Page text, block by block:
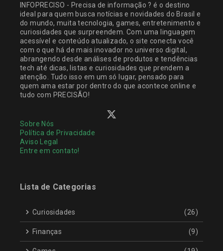
INFOPRECISO - Precisa de informação ? é o destino
ideal para quem busca notícias e novidades do Brasil e
do mundo, muita tecnologia, games, entretenimento e
curiosidades que surpreendem. Com uma linguagem
acessível e conteúdo atualizado, o site conecta você
com o que há de mais inovador no universo digital,
abrangendo desde análises de produtos e tendências
tech até dicas, listas e curiosidades que prendem a
atenção. Tudo isso em um só lugar, pensado para
quem ama estar por dentro do que acontece online e
tudo com PRECISÃO!
Sobre Nós
Política de Privacidade
Aviso Legal
Entre em contato!
Lista de Categorias
Curiosidades (26)
Finanças (9)